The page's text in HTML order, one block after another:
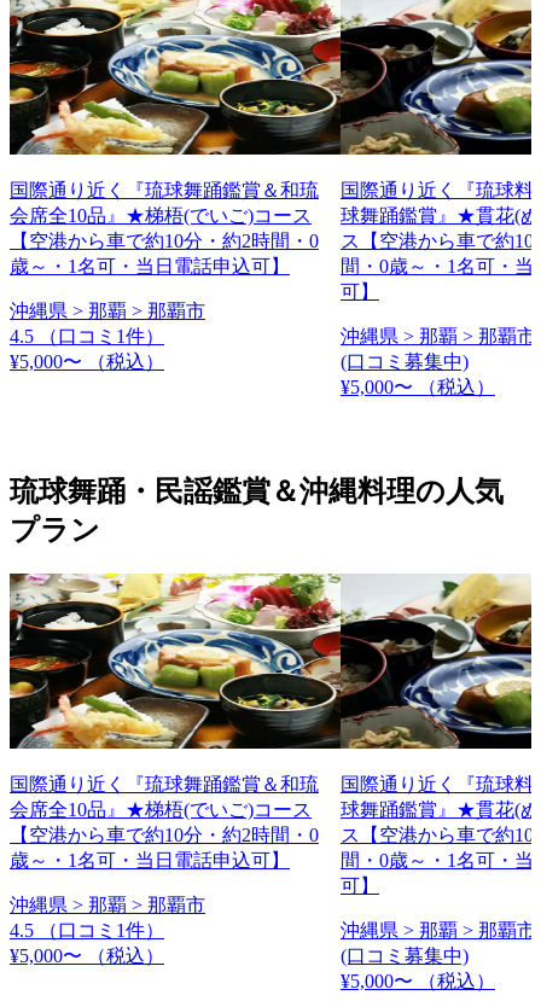
国際通り近く『琉球舞踊鑑賞＆和琉
会席全10品』★梯梧(でいご)コース
【空港から車で約10分・約2時間・0
歳～・1名可・当日電話申込可】
沖縄県 > 那覇 > 那覇市
4.5
（口コミ1件）
¥5,000〜
（税込）
国際通り近く『琉球料
球舞踊鑑賞』★貫花(
ス【空港から車で約10
間・0歳～・1名可・当
可】
沖縄県 > 那覇 > 那覇市
(口コミ募集中)
¥5,000〜
（税込）
琉球舞踊・民謡鑑賞＆沖縄料理の人気
プラン
国際通り近く『琉球舞踊鑑賞＆和琉
会席全10品』★梯梧(でいご)コース
【空港から車で約10分・約2時間・0
歳～・1名可・当日電話申込可】
沖縄県 > 那覇 > 那覇市
4.5
（口コミ1件）
¥5,000〜
（税込）
国際通り近く『琉球料
球舞踊鑑賞』★貫花(
ス【空港から車で約10
間・0歳～・1名可・当
可】
沖縄県 > 那覇 > 那覇市
(口コミ募集中)
¥5,000〜
（税込）